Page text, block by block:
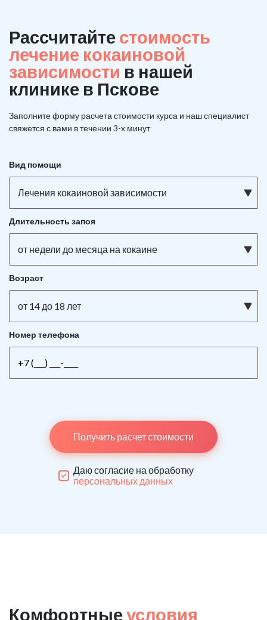
Рассчитайте стоимость
лечение кокаиновой
зависимости в нашей
клинике в Пскове
Заполните форму расчета стоимости курса и наш специалист
свяжется с вами в течении 3-х минут
Вид помощи
Лечения кокаиновой зависимости
Длительность запоя
от недели до месяца на кокаине
Возраст
от 14 до 18 лет
Номер телефона
Получить расчет стоимости
Даю согласие на обработку
персональных данных
Комфортные условия